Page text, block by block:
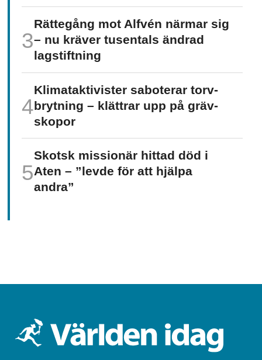
Rättegång mot Alfvén närmar sig
– nu kräver tusentals ändrad
lagstiftning
Klimat­aktivister saboterar torv­
brytning – klättrar upp på gräv­
skopor
Skotsk missionär hittad död i
Aten – ”levde för att hjälpa
andra”